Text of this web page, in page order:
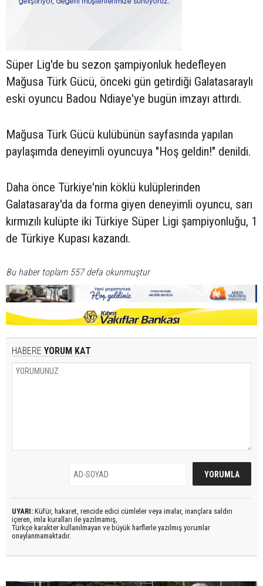
Süper Lig'de bu sezon şampiyonluk hedefleyen
Mağusa Türk Gücü, önceki gün getirdiği Galatasaraylı
eski oyuncu Badou Ndiaye'ye bugün imzayı attırdı.
Mağusa Türk Gücü kulübünün sayfasında yapılan
paylaşımda deneyimli oyuncuya "Hoş geldin!" denildi.
Daha önce Türkiye'nin köklü kulüplerinden
Galatasaray'da da forma giyen deneyimli oyuncu, sarı
kırmızılı kulüpte iki Türkiye Süper Ligi şampiyonluğu, 1
de Türkiye Kupası kazandı.
Bu haber toplam 557 defa okunmuştur
HABERE YORUM KAT
UYARI: Küfür, hakaret, rencide edici cümleler veya imalar, inançlara saldırı
içeren, imla kuralları ile yazılmamış,
Türkçe karakter kullanılmayan ve büyük harflerle yazılmış yorumlar
onaylanmamaktadır.